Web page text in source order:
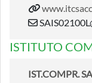
ISTITUTO
IST.COMPR.